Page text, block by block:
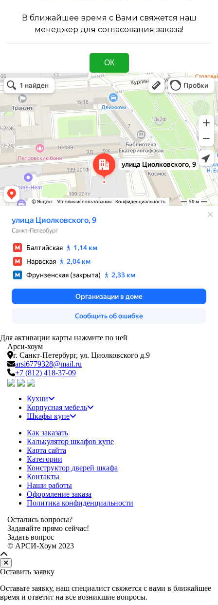
В ближайшее время с Вами свяжется наш
менеджер для согласования заказа!
ОК
Для активации карты нажмите по ней
Арси-хоум
г. Санкт-Петербург, ул. Циолковского д.9
arsi6779328@mail.ru
+7 (812) 418-37-09
Кухни
Корпусная мебель
Шкафы купе
Как заказать
Калькулятор шкафов купе
Карта сайта
Категории
Конструктор дверей шкафа
Контакты
Наши работы
Оформление заказа
Политика конфиденциальности
Остались вопросы?
Задавайте прямо сейчас!
Задать вопрос
© АРСИ-Хоум 2023
Оставить заявку
Оставьте заявку, наш специалист свяжется с вами в ближайшее
время и ответит на все возникшие вопросы.